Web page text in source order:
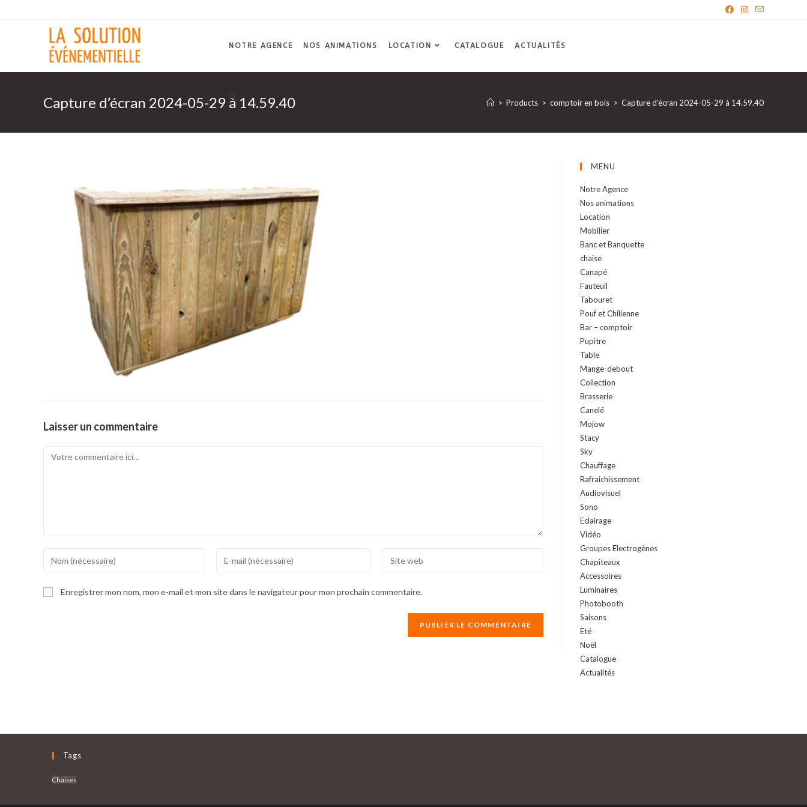
NOTRE AGENCE NOS ANIMATIONS LOCATION CATALOGUE ACTUALITÉS
Capture d’écran 2024-05-29 à 14.59.40 > Products > comptoir en bois > Capture d’écran 2024-05-29 à 14.59.40
Laisser un commentaire
Comment
name
or
(optional)
Enregistrer mon nom, mon e-mail et mon site dans le navigateur pour mon prochain commentaire.
MENU
Notre Agence
Nos animations
Location
Mobilier
Banc et Banquette
chaise
Canapé
Fauteuil
Tabouret
Pouf et Chilienne
Bar – comptoir
Pupitre
Table
Mange-debout
Collection
Brasserie
Canelé
Mojow
Stacy
Sky
Chauffage
Rafraichissement
Audiovisuel
Sono
Eclairage
Vidéo
Groupes Electrogènes
Chapiteaux
Accessoires
Luminaires
Photobooth
Saisons
Eté
Noël
Catalogue
Actualités
Tags
Chaises